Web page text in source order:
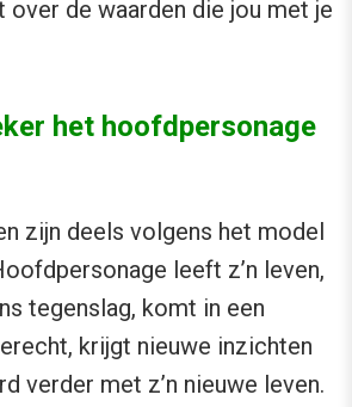
over de waarden die jou met je
het hoofdpersonage
zijn deels volgens het model
leeft z’n leven,
tegenslag, komt in een
krijgt nieuwe inzichten
verder met z’n nieuwe leven.